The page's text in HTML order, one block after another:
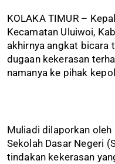
KOLAKA TIMUR –
Kecamatan Uluiwoi,
akhirnya angkat bicara
dugaan kekerasan
namanya ke pihak
Muliadi dilaporkan
Sekolah Dasar Negeri
tindakan kekerasan